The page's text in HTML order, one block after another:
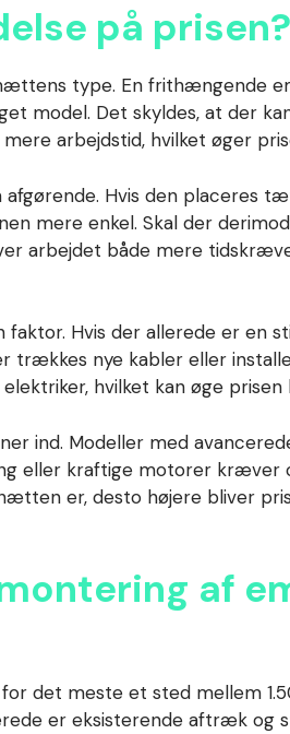
på prisen?
type. En frithængende
model. Det skyldes, at der
arbejdstid, hvilket øger
Hvis den placeres
mere enkel. Skal der
arbejdet både mere
Hvis der allerede er en
trækkes nye kabler eller
hvilket kan øge
ind. Modeller med
eller kraftige motorer kræver
er, desto højere bliver
af
det meste et sted mellem
er eksisterende aftræk og